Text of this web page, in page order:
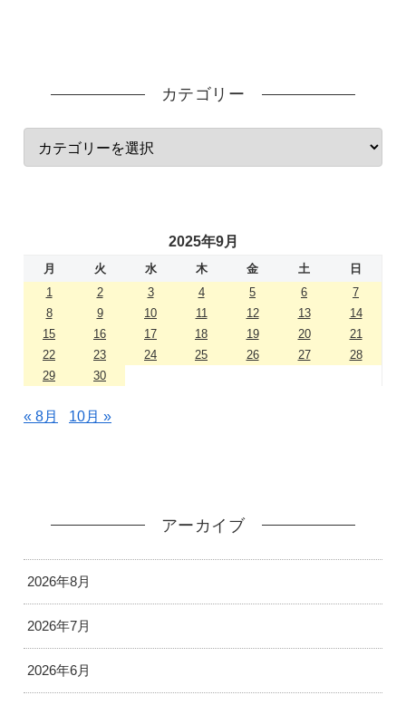
カテゴリー
2025年9月
月 火 水 木 金 土
日
1
2 3 4 5 6
7
8
9 10 11 12 13
14
15
16 17 18 19 20
21
22
23 24 25 26 27
28
29
30
« 8月 10月 »
アーカイブ
2026年8月
2026年7月
2026年6月